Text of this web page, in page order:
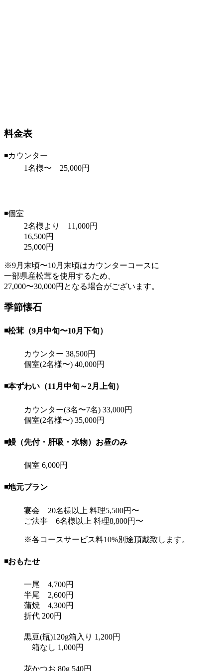
料金表
◾️カウンター
1名様〜 25,000円
◾️個室
2名様より 11,000円
16,500円
25,000円
※9月末頃〜10月末頃はカウンターコースに
一部県産松茸を使用するため、
27,000〜30,000円となる場合がございます。
季節懐石
◾️松茸 （9月中旬〜10月下旬）
カウンター 38,500円
個室(2名様〜) 40,000円
◾️本ずわい （11月中旬～2月上旬）
カウンター(3名〜7名) 33,000円
個室(2名様〜) 35,000円
◾️鰻 （先付・肝吸・水物）お昼のみ
個室 6,000円
◾️地元プラン
宴会 20名様以上 料理5,500円〜
ご法事 6名様以上 料理8,800円〜
※各コースサービス料10%別途頂戴致します。
◾️おもたせ
一尾 4,700円
半尾 2,600円
蒲焼 4,300円
折代 200円
黒豆(瓶)120g箱入り 1,200円
箱なし 1,000円
花かつお 80g 540円